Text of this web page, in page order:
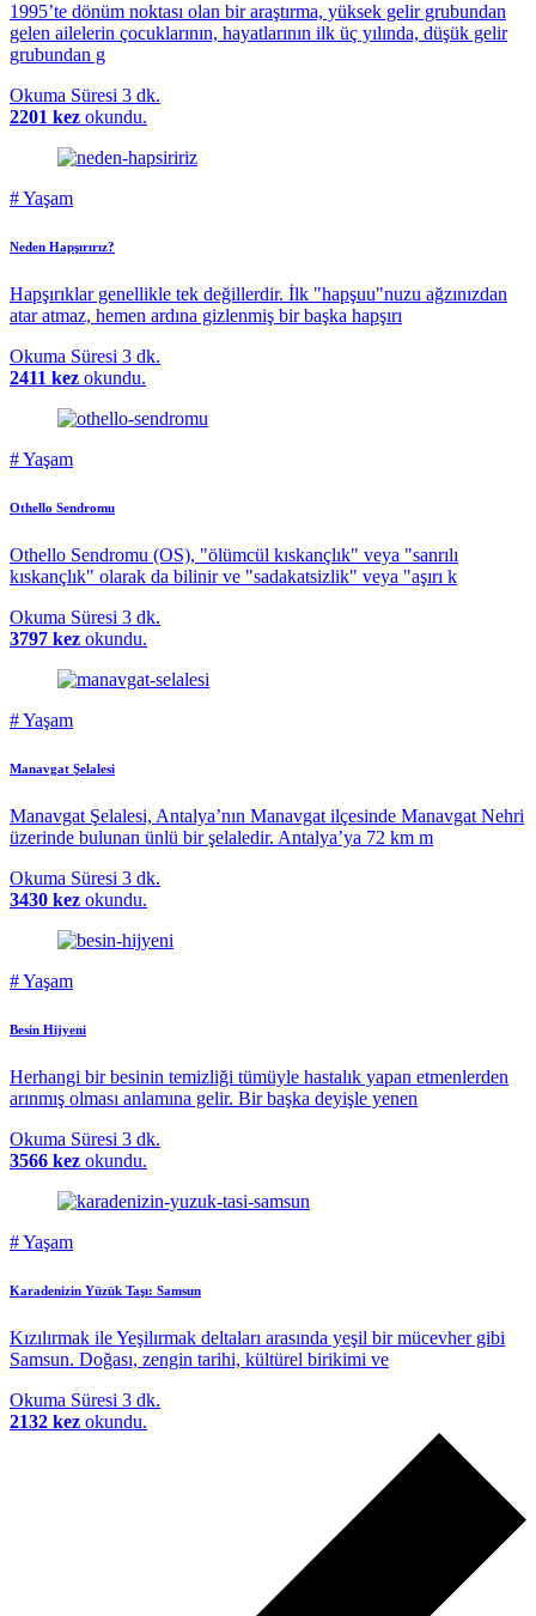
1995’te dönüm noktası olan bir araştırma, yüksek gelir grubundan
gelen ailelerin çocuklarının, hayatlarının ilk üç yılında, düşük gelir
grubundan g
Okuma Süresi 3 dk.
2201 kez okundu.
#Yaşam
Neden Hapşırırız?
Hapşırıklar genellikle tek değillerdir. İlk "hapşuu"nuzu ağzınızdan
atar atmaz, hemen ardına gizlenmiş bir başka hapşırı
Okuma Süresi 3 dk.
2411 kez okundu.
#Yaşam
Othello Sendromu
Othello Sendromu (OS), "ölümcül kıskançlık" veya "sanrılı
kıskançlık" olarak da bilinir ve "sadakatsizlik" veya "aşırı k
Okuma Süresi 3 dk.
3797 kez okundu.
#Yaşam
Manavgat Şelalesi
Manavgat Şelalesi, Antalya’nın Manavgat ilçesinde Manavgat Nehri
üzerinde bulunan ünlü bir şelaledir. Antalya’ya 72 km m
Okuma Süresi 3 dk.
3430 kez okundu.
#Yaşam
Besin Hijyeni
Herhangi bir besinin temizliği tümüyle hastalık yapan etmenlerden
arınmış olması anlamına gelir. Bir başka deyişle yenen
Okuma Süresi 3 dk.
3566 kez okundu.
#Yaşam
Karadenizin Yüzük Taşı: Samsun
Kızılırmak ile Yeşilırmak deltaları arasında yeşil bir mücevher gibi
Samsun. Doğası, zengin tarihi, kültürel birikimi ve
Okuma Süresi 3 dk.
2132 kez okundu.